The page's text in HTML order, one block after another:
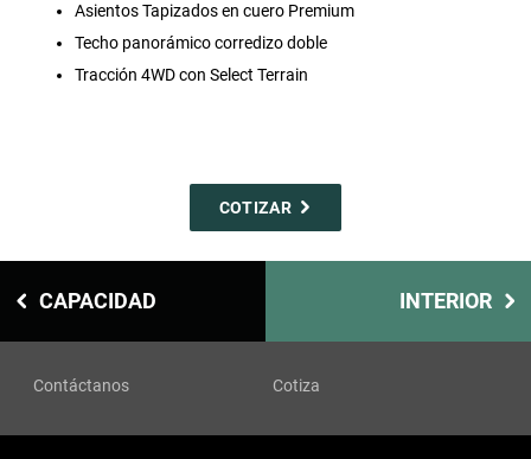
Asientos Tapizados en cuero Premium
Techo panorámico corredizo doble
Tracción 4WD con Select Terrain
COTIZAR
CAPACIDAD INTERIOR
Contáctanos Cotiza